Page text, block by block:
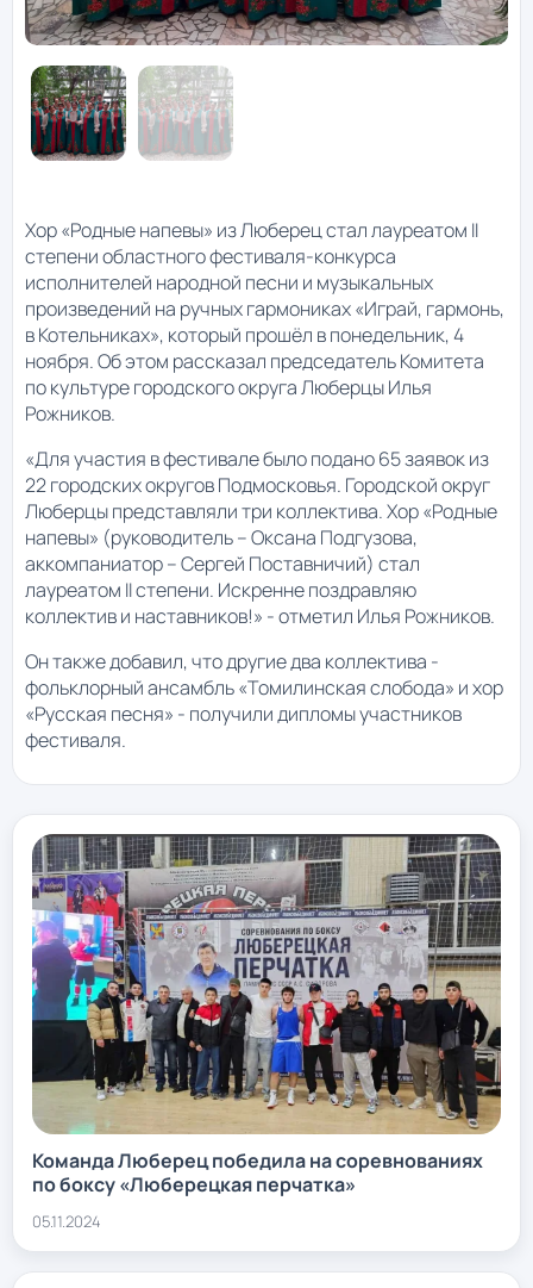
Хор «Родные напевы» из Люберец стал лауреатом II
степени областного фестиваля-конкурса
исполнителей народной песни и музыкальных
произведений на ручных гармониках «Играй, гармонь,
в Котельниках», который прошёл в понедельник, 4
ноября. Об этом рассказал председатель Комитета
по культуре городского округа Люберцы Илья
Рожников.
«Для участия в фестивале было подано 65 заявок из
22 городских округов Подмосковья. Городской округ
Люберцы представляли три коллектива. Хор «Родные
напевы» (руководитель – Оксана Подгузова,
аккомпаниатор – Сергей Поставничий) стал
лауреатом II степени. Искренне поздравляю
коллектив и наставников!» - отметил Илья Рожников.
Он также добавил, что другие два коллектива -
фольклорный ансамбль «Томилинская слобода» и хор
«Русская песня» - получили дипломы участников
фестиваля.
Команда Люберец победила на соревнованиях
по боксу «Люберецкая перчатка»
05.11.2024